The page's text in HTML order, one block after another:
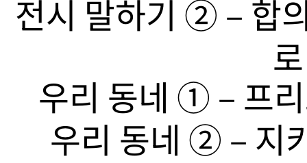
전시 말하기 ➁ – 합
우리 동네 ➀ – 프
우리 동네 ➁ – 지